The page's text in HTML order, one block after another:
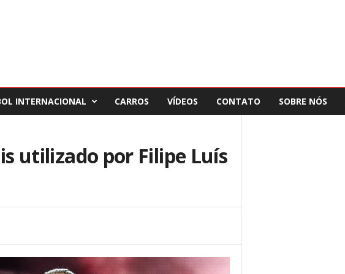
INTERNACIONAL CARROS VÍDEOS CONTATO SOBRE NÓS
utilizado por Filipe Luís